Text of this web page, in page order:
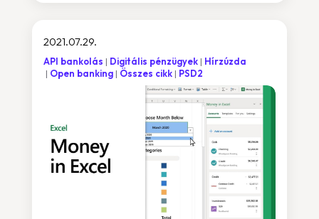
2021.07.29.
API bankolás Digitális pénzügyek
Hírzúzda
Open banking
Összes cikk PSD2